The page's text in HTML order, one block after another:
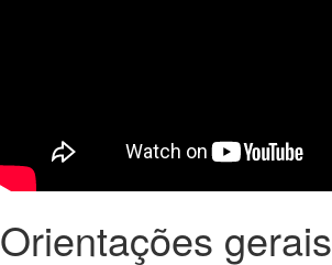
Orientações gerais